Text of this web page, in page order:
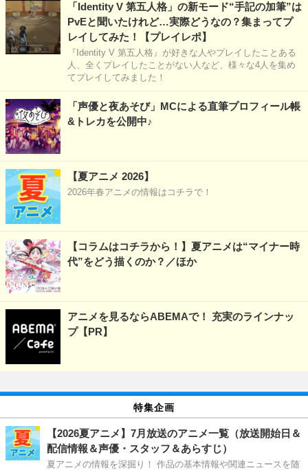
「Identity V 第五人格」の新モード“手記の加筆”は
PvEと聞いたけれど…実際どうなの？集まってプ
レイしてみた！【プレイレポ】
『Identity V 第五人格』が好きな人やプレイしたことある
人、全くプレイしたことがない人など、様々な4人を集め
てプレイしてみました！
「声優と夜あそび」MCによる直筆プロフィール帳
&トレカを公開中♪
【夏アニメ 2026】
2026年春アニメの情報はコチラで！
【コラムはコチラから！】夏アニメは“マイナー時
代”をどう描くのか？／ほか
アニメを見るならABEMAで！ 充実のラインナッ
プ【PR】
特集企画
【2026夏アニメ】7月放送のアニメ一覧（放送開始日＆
配信情報＆声優・スタッフ＆あらすじ）
夏アニメの情報を深掘り！ 作品の基本情報や関連ニュースを随